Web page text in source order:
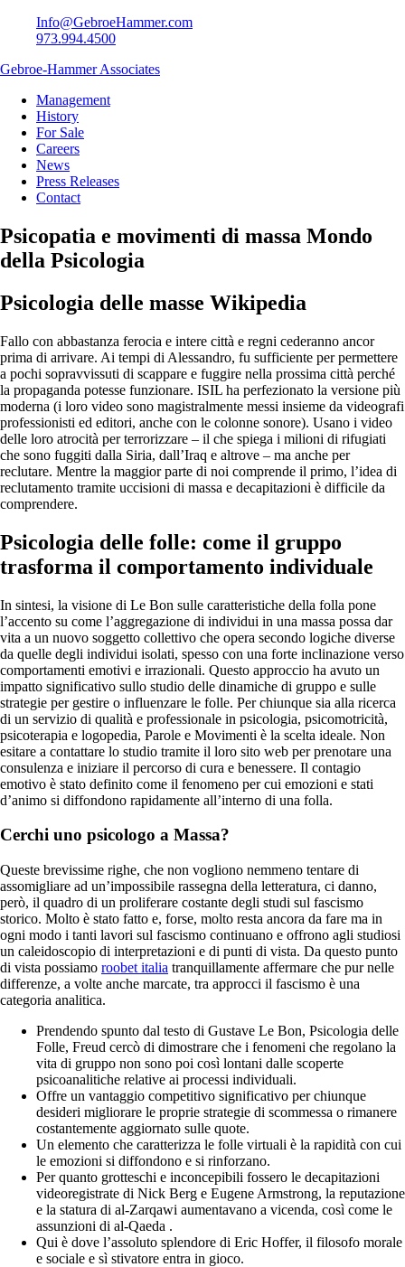
Info@GebroeHammer.com
973.994.4500
Gebroe-Hammer Associates
Management
History
For Sale
Careers
News
Press Releases
Contact
Psicopatia e movimenti di massa Mondo
della Psicologia
Psicologia delle masse Wikipedia
Fallo con abbastanza ferocia e intere città e regni cederanno ancor
prima di arrivare. Ai tempi di Alessandro, fu sufficiente per permettere
a pochi sopravvissuti di scappare e fuggire nella prossima città perché
la propaganda potesse funzionare. ISIL ha perfezionato la versione più
moderna (i loro video sono magistralmente messi insieme da videografi
professionisti ed editori, anche con le colonne sonore). Usano i video
delle loro atrocità per terrorizzare – il che spiega i milioni di rifugiati
che sono fuggiti dalla Siria, dall’Iraq e altrove – ma anche per
reclutare. Mentre la maggior parte di noi comprende il primo, l’idea di
reclutamento tramite uccisioni di massa e decapitazioni è difficile da
comprendere.
Psicologia delle folle: come il gruppo
trasforma il comportamento individuale
In sintesi, la visione di Le Bon sulle caratteristiche della folla pone
l’accento su come l’aggregazione di individui in una massa possa dar
vita a un nuovo soggetto collettivo che opera secondo logiche diverse
da quelle degli individui isolati, spesso con una forte inclinazione verso
comportamenti emotivi e irrazionali. Questo approccio ha avuto un
impatto significativo sullo studio delle dinamiche di gruppo e sulle
strategie per gestire o influenzare le folle. Per chiunque sia alla ricerca
di un servizio di qualità e professionale in psicologia, psicomotricità,
psicoterapia e logopedia, Parole e Movimenti è la scelta ideale. Non
esitare a contattare lo studio tramite il loro sito web per prenotare una
consulenza e iniziare il percorso di cura e benessere. Il contagio
emotivo è stato definito come il fenomeno per cui emozioni e stati
d’animo si diffondono rapidamente all’interno di una folla.
Cerchi uno psicologo a Massa?
Queste brevissime righe, che non vogliono nemmeno tentare di
assomigliare ad un’impossibile rassegna della letteratura, ci danno,
però, il quadro di un proliferare costante degli studi sul fascismo
storico. Molto è stato fatto e, forse, molto resta ancora da fare ma in
ogni modo i tanti lavori sul fascismo continuano e offrono agli studiosi
un caleidoscopio di interpretazioni e di punti di vista. Da questo punto
di vista possiamo roobet italia tranquillamente affermare che pur nelle
differenze, a volte anche marcate, tra approcci il fascismo è una
categoria analitica.
Prendendo spunto dal testo di Gustave Le Bon, Psicologia delle
Folle, Freud cercò di dimostrare che i fenomeni che regolano la
vita di gruppo non sono poi così lontani dalle scoperte
psicoanalitiche relative ai processi individuali.
Offre un vantaggio competitivo significativo per chiunque
desideri migliorare le proprie strategie di scommessa o rimanere
costantemente aggiornato sulle quote.
Un elemento che caratterizza le folle virtuali è la rapidità con cui
le emozioni si diffondono e si rinforzano.
Per quanto grotteschi e inconcepibili fossero le decapitazioni
videoregistrate di Nick Berg e Eugene Armstrong, la reputazione
e la statura di al-Zarqawi aumentavano a vicenda, così come le
assunzioni di al-Qaeda .
Qui è dove l’assoluto splendore di Eric Hoffer, il filosofo morale
e sociale e sì stivatore entra in gioco.